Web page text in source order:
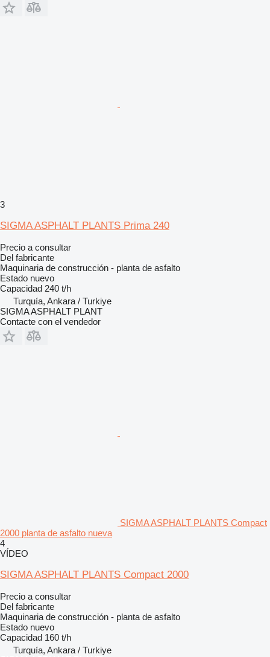
3
SIGMA ASPHALT PLANTS Prima 240
Precio a consultar
Del fabricante
Maquinaria de construcción - planta de asfalto
Estado nuevo
Capacidad 240 t/h
Turquía, Ankara / Turkiye
SIGMA ASPHALT PLANT
Contacte con el vendedor
SIGMA ASPHALT PLANTS Compact
2000 planta de asfalto nueva
4
VÍDEO
SIGMA ASPHALT PLANTS Compact 2000
Precio a consultar
Del fabricante
Maquinaria de construcción - planta de asfalto
Estado nuevo
Capacidad 160 t/h
Turquía, Ankara / Turkiye